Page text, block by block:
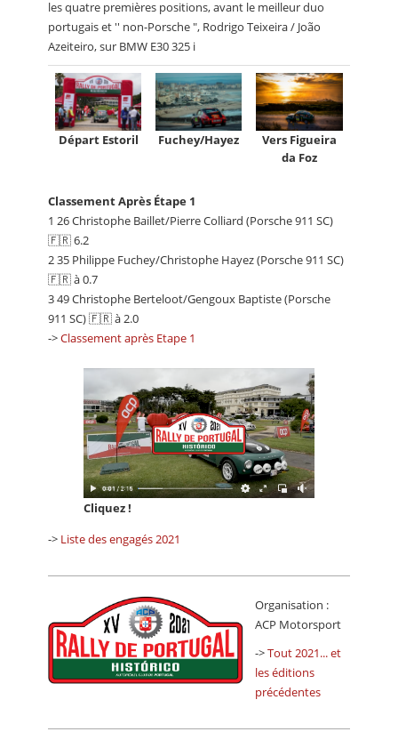
les quatre premières positions, avant le meilleur duo
portugais et ′′ non-Porsche ", Rodrigo Teixeira / João
Azeiteiro, sur BMW E30 325 i
Départ Estoril Fuchey/Hayez
Vers Figueira
da Foz
Classement Après Étape 1
1 26 Christophe Baillet/Pierre Colliard (Porsche 911 SC)
🇫🇷 6.2
2 35 Philippe Fuchey/Christophe Hayez (Porsche 911 SC)
🇫🇷 à 0.7
3 49 Christophe Berteloot/Gengoux Baptiste (Porsche
911 SC) 🇫🇷 à 2.0
->Classement après Etape 1
Cliquez !
-> Liste des engagés 2021
Organisation :
ACP Motorsport
->Tout 2021... et
les éditions
précédentes